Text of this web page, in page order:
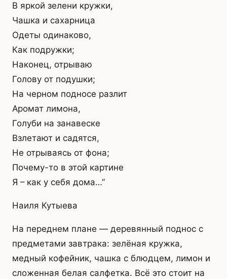
В яркой зелени кружки,
Чашка и сахарница
Одеты одинаково,
Как подружки;
Наконец, отрываю
Голову от подушки;
На черном подносе разлит
Аромат лимона,
Голуби на занавеске
Взлетают и садятся,
Не отрываясь от фона;
Почему-то в этой картине
Я – как у себя дома…”
Наиля Кутыева
На переднем плане — деревянный поднос с
предметами завтрака: зелёная кружка,
медный кофейник, чашка с блюдцем, лимон и
сложенная белая салфетка. Всё это стоит на